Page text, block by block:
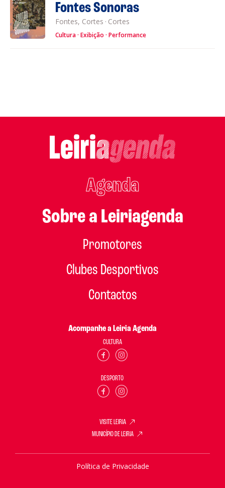
Fontes Sonoras
Fontes, Cortes · Cortes
Cultura Exibição Performance
Agenda
Sobre a Leiriagenda
Promotores
Clubes Desportivos
Contactos
Acompanhe a Leiria Agenda
CULTURA
DESPORTO
VISITE LEIRIA
MUNICÍPIO DE LEIRIA
Política de Privacidade